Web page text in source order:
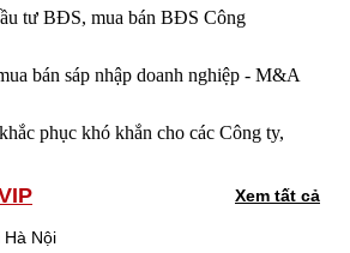
tư BĐS, mua bán BĐS Công
bán sáp nhập doanh nghiệp - M&A
phục khó khắn cho các Công ty,
Xem tất cả
Hà Nội